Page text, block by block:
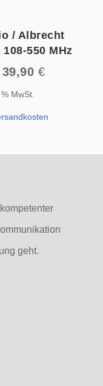
/ Albrecht
108-550 MHz
39,90 €
MwSt.
geht.